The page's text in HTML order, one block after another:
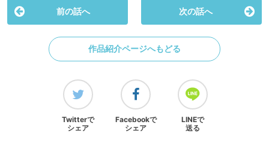
前の話へ 次の話へ
作品紹介ページへもどる
Twitterで
シェア
Facebookで
シェア
LINEで
送る